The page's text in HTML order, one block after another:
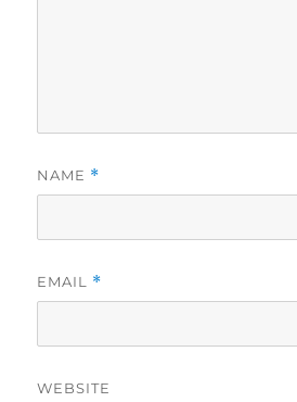
NAME *
EMAIL *
WEBSITE